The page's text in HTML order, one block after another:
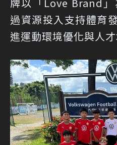
過資源投入支持體育
進運動環境優化與人才